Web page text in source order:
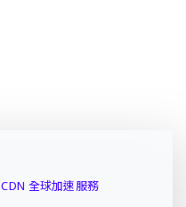
CDN 全球加速服務